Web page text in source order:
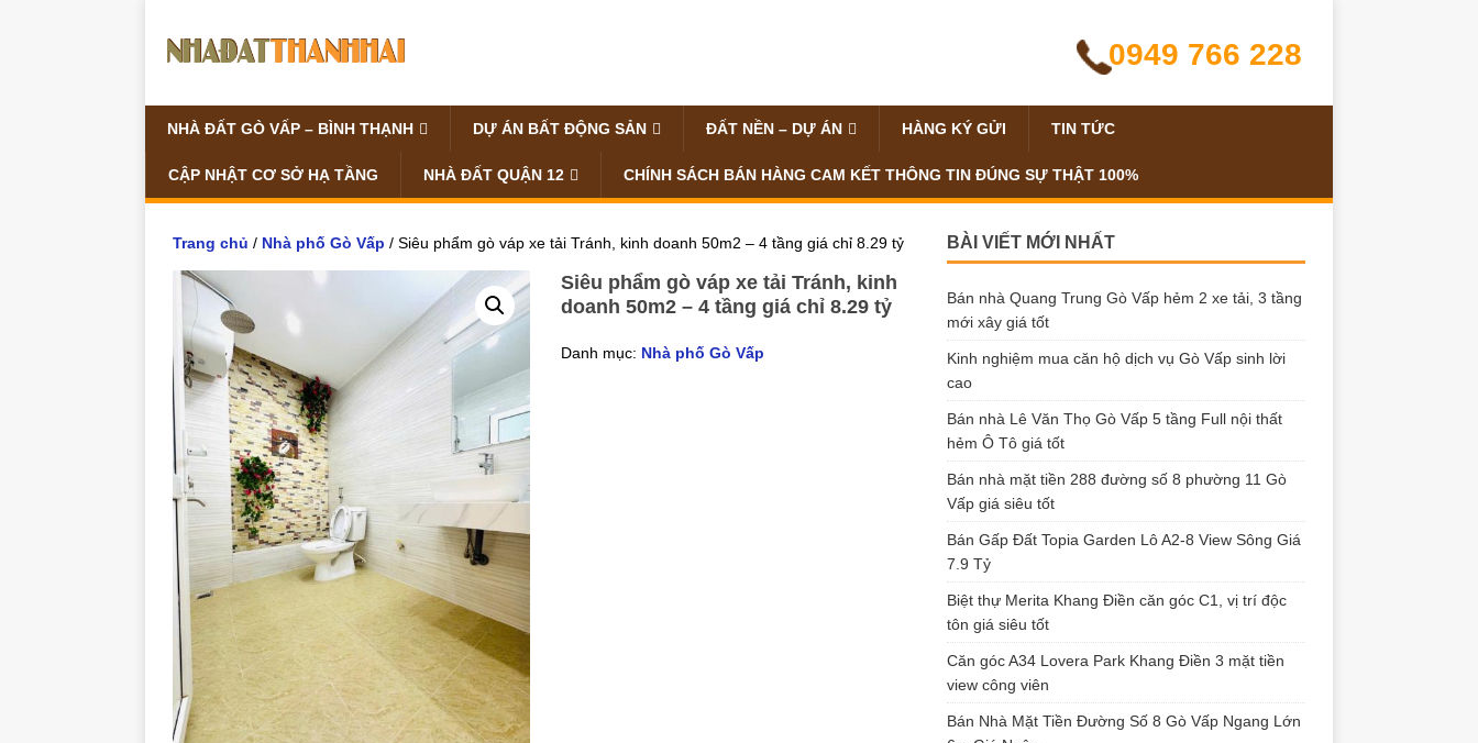
0949 766 228
NHÀ ĐẤT GÒ VẤP – BÌNH THẠNH DỰ ÁN BẤT ĐỘNG SẢN ĐẤT NỀN – DỰ ÁN HÀNG KÝ GỬI TIN TỨC
CẬP NHẬT CƠ SỞ HẠ TẦNG NHÀ ĐẤT QUẬN 12 CHÍNH SÁCH BÁN HÀNG CAM KẾT THÔNG TIN ĐÚNG SỰ THẬT 100%
Trang chủ / Nhà phố Gò Vấp / Siêu phẩm gò váp xe tải Tránh, kinh doanh 50m2 – 4 tầng giá chỉ 8.29 tỷ
Siêu phẩm gò váp xe tải Tránh, kinh
doanh 50m2 – 4 tầng giá chỉ 8.29 tỷ
Danh mục: Nhà phố Gò Vấp
BÀI VIẾT MỚI NHẤT
Bán nhà Quang Trung Gò Vấp hẻm 2 xe tải, 3 tầng
mới xây giá tốt
Kinh nghiệm mua căn hộ dịch vụ Gò Vấp sinh lời
cao
Bán nhà Lê Văn Thọ Gò Vấp 5 tầng Full nội thất
hẻm Ô Tô giá tốt
Bán nhà mặt tiền 288 đường số 8 phường 11 Gò
Vấp giá siêu tốt
Bán Gấp Đất Topia Garden Lô A2-8 View Sông Giá
7.9 Tỷ
Biệt thự Merita Khang Điền căn góc C1, vị trí độc
tôn giá siêu tốt
Căn góc A34 Lovera Park Khang Điền 3 mặt tiền
view công viên
Bán Nhà Mặt Tiền Đường Số 8 Gò Vấp Ngang Lớn